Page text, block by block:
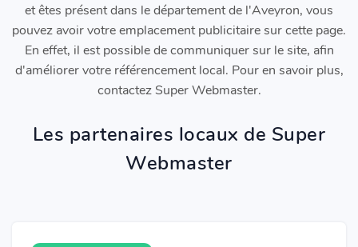
et êtes présent dans le département de l'Aveyron, vous
pouvez avoir votre emplacement publicitaire sur cette page.
En effet, il est possible de communiquer sur le site, afin
d'améliorer votre référencement local. Pour en savoir plus,
contactez Super Webmaster.
Les partenaires locaux de Super
Webmaster